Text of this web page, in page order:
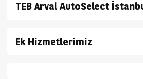
TEB Arval AutoSelect
Ek Hizmetlerimiz